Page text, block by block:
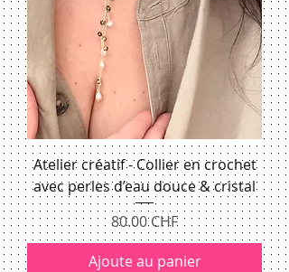
Atelier créatif - Collier en crochet
avec perles d’eau douce & cristal
Prix
80.00 CHF
Ajoute au panier